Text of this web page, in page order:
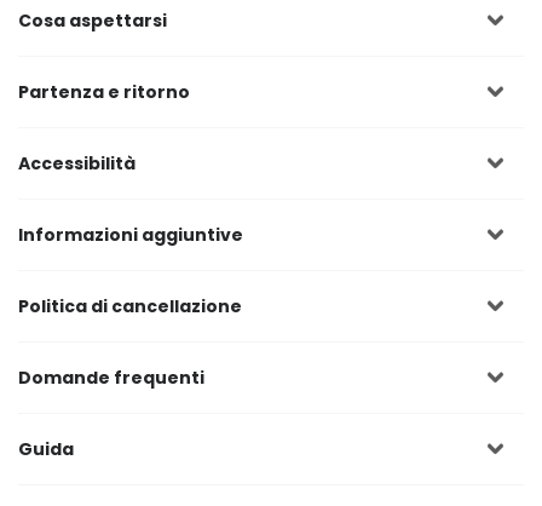
Cosa aspettarsi
Partenza e ritorno
Accessibilità
Informazioni aggiuntive
Politica di cancellazione
Domande frequenti
Guida